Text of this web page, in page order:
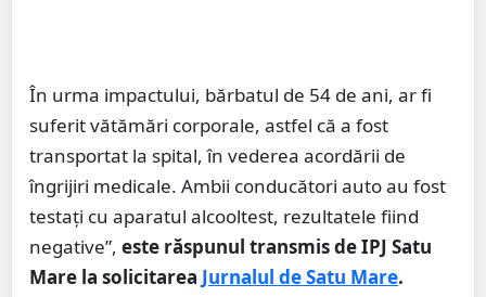
În urma impactului, bărbatul de 54 de ani, ar fi
suferit vătămări corporale, astfel că a fost
transportat la spital, în vederea acordării de
îngrijiri medicale. Ambii conducători auto au fost
testați cu aparatul alcooltest, rezultatele fiind
negative”, este răspunul transmis de IPJ Satu
Mare la solicitarea Jurnalul de Satu Mare.